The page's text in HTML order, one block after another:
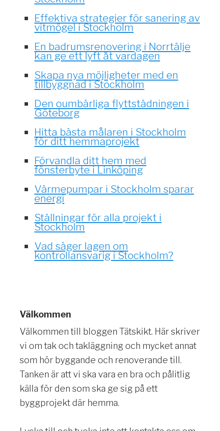
Effektiva strategier för sanering av
vitmögel i Stockholm
En badrumsrenovering i Norrtälje
kan ge ett lyft åt vardagen
Skapa nya möjligheter med en
tillbyggnad i Stockholm
Den oumbärliga flyttstädningen i
Göteborg
Hitta bästa målaren i Stockholm
för ditt hemmaprojekt
Förvandla ditt hem med
fönsterbyte i Linköping
Värmepumpar i Stockholm sparar
energi
Ställningar för alla projekt i
Stockholm
Vad säger lagen om
kontrollansvarig i Stockholm?
Välkommen
Välkommen till bloggen Tätskikt. Här skriver
vi om tak och takläggning och mycket annat
som hör byggande och renoverande till.
Tanken är att vi ska vara en bra och pålitlig
källa för den som ska ge sig på ett
byggprojekt där hemma.